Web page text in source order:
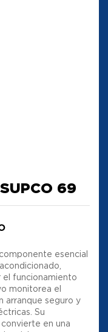
69
esencial
funcionamiento
monitorea el
arranque seguro y
Su
en una